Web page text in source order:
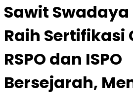
Sawit
Raih Sertifikasi
RSPO dan ISPO
Bersejarah,